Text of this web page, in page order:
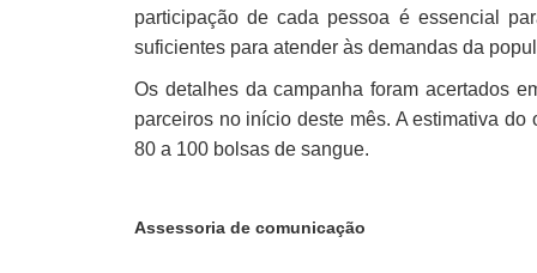
participação de cada pessoa é essencial
suficientes para atender às demandas da
Os detalhes da campanha foram acertados
parceiros no início deste mês. A estimativa
80 a 100 bolsas de sangue.
Assessoria de comunicação